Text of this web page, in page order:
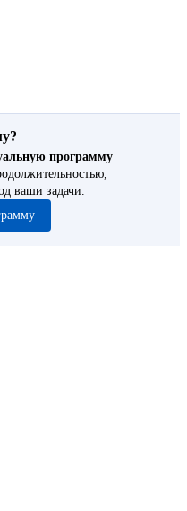
программу
ваши задачи.